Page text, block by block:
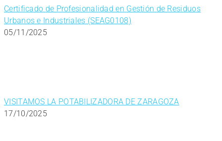
Certificado de Profesionalidad en Gestión de Residuos
Urbanos e Industriales (SEAG0108)
05/11/2025
VISITAMOS LA POTABILIZADORA DE ZARAGOZA
17/10/2025